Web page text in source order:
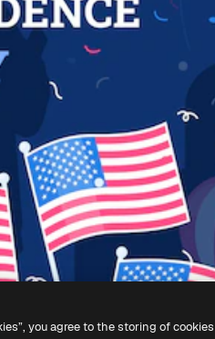
you agree to the storing of